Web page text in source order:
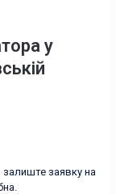
у
заявку на